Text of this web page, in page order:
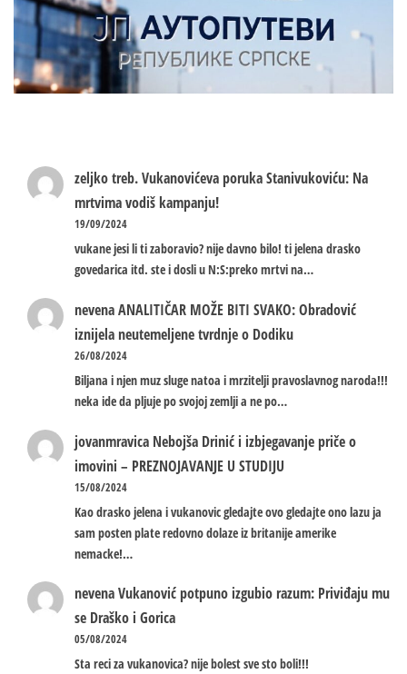
zeljko treb.Vukanovićeva poruka Stanivukoviću: Na
mrtvima vodiš kampanju!
19/09/2024
vukane jesi li ti zaboravio? nije davno bilo! ti jelena drasko
govedarica itd. ste i dosli u N:S:preko mrtvi na…
nevenaANALITIČAR MOŽE BITI SVAKO: Obradović
iznijela neutemeljene tvrdnje o Dodiku
26/08/2024
Biljana i njen muz sluge natoa i mrzitelji pravoslavnog naroda!!!
neka ide da pljuje po svojoj zemlji a ne po…
jovanmravica Nebojša Drinić i izbjegavanje priče o
imovini – PREZNOJAVANJE U STUDIJU
15/08/2024
Kao drasko jelena i vukanovic gledajte ovo gledajte ono lazu ja
sam posten plate redovno dolaze iz britanije amerike
nemacke!…
nevenaVukanović potpuno izgubio razum: Priviđaju mu
se Draško i Gorica
05/08/2024
Sta reci za vukanovica? nije bolest sve sto boli!!!